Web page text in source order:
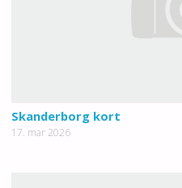
Skanderborg kort
17. mar 2026